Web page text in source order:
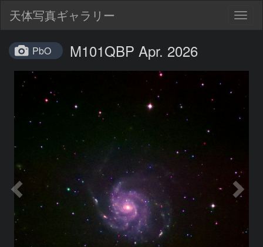
天体写真ギャラリー
PbO M101QBP Apr. 2026